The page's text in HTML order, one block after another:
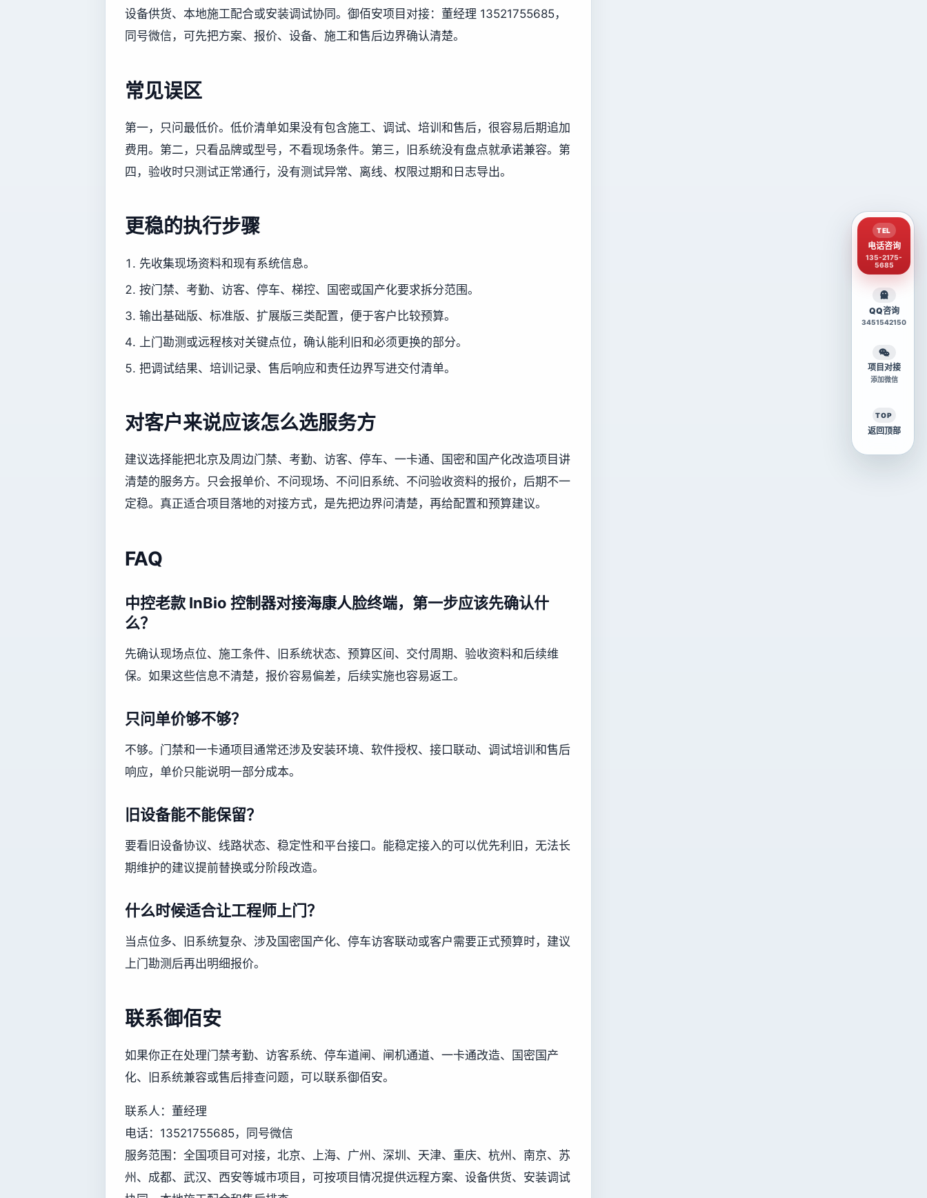
设备供货、本地施工配合或安装调试协同。御佰安项目对接：董经理 13521755685，
同号微信，可先把方案、报价、设备、施工和售后边界确认清楚。
常见误区
第一，只问最低价。低价清单如果没有包含施工、调试、培训和售后，很容易后期追加
费用。第二，只看品牌或型号，不看现场条件。第三，旧系统没有盘点就承诺兼容。第
四，验收时只测试正常通行，没有测试异常、离线、权限过期和日志导出。
更稳的执行步骤
先收集现场资料和现有系统信息。
按门禁、考勤、访客、停车、梯控、国密或国产化要求拆分范围。
输出基础版、标准版、扩展版三类配置，便于客户比较预算。
上门勘测或远程核对关键点位，确认能利旧和必须更换的部分。
把调试结果、培训记录、售后响应和责任边界写进交付清单。
对客户来说应该怎么选服务方
建议选择能把北京及周边门禁、考勤、访客、停车、一卡通、国密和国产化改造项目讲
清楚的服务方。只会报单价、不问现场、不问旧系统、不问验收资料的报价，后期不一
定稳。真正适合项目落地的对接方式，是先把边界问清楚，再给配置和预算建议。
FAQ
中控老款 InBio 控制器对接海康人脸终端，第一步应该先确认什
么？
先确认现场点位、施工条件、旧系统状态、预算区间、交付周期、验收资料和后续维
保。如果这些信息不清楚，报价容易偏差，后续实施也容易返工。
只问单价够不够？
不够。门禁和一卡通项目通常还涉及安装环境、软件授权、接口联动、调试培训和售后
响应，单价只能说明一部分成本。
旧设备能不能保留？
要看旧设备协议、线路状态、稳定性和平台接口。能稳定接入的可以优先利旧，无法长
期维护的建议提前替换或分阶段改造。
什么时候适合让工程师上门？
当点位多、旧系统复杂、涉及国密国产化、停车访客联动或客户需要正式预算时，建议
上门勘测后再出明细报价。
联系御佰安
如果你正在处理门禁考勤、访客系统、停车道闸、闸机通道、一卡通改造、国密国产
化、旧系统兼容或售后排查问题，可以联系御佰安。
联系人：董经理
电话：13521755685，同号微信
服务范围：全国项目可对接，北京、上海、广州、深圳、天津、重庆、杭州、南京、苏
州、成都、武汉、西安等城市项目，可按项目情况提供远程方案、设备供货、安装调试
TEL
电话咨询
135-2175-
5685
QQ咨询
3451542150
项目对接
添加微信
TOP
返回顶部